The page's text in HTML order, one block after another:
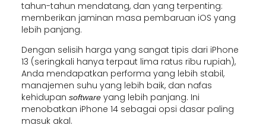
tahun-tahun mendatang, dan yang terpenting:
memberikan jaminan masa pembaruan iOS yang
lebih panjang.
Dengan selisih harga yang sangat tipis dari iPhone
13 (seringkali hanya terpaut lima ratus ribu rupiah),
Anda mendapatkan performa yang lebih stabil,
manajemen suhu yang lebih baik, dan nafas
kehidupan softwareyang lebih panjang. Ini
menobatkan iPhone 14 sebagai opsi dasar paling
masuk akal.